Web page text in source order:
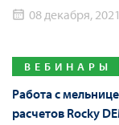
08 декабря, 2021
ВЕБИНАРЫ
Работа с
расчетов Rocky